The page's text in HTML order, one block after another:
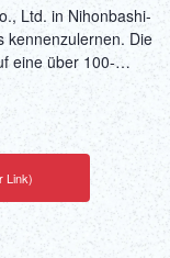
Ltd. in Nihonbashi-
kennenzulernen. Die
eine über 100-
und
seine
und kreiert auch
Mode inspiriert
der
und die
ein
Link)